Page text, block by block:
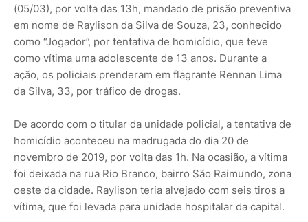
(05/03), por volta das 13h, mandado de prisão preventiva
em nome de Raylison da Silva de Souza, 23, conhecido
como “Jogador”, por tentativa de homicídio, que teve
como vítima uma adolescente de 13 anos. Durante a
ação, os policiais prenderam em flagrante Rennan Lima
da Silva, 33, por tráfico de drogas.
De acordo com o titular da unidade policial, a tentativa de
homicídio aconteceu na madrugada do dia 20 de
novembro de 2019, por volta das 1h. Na ocasião, a vítima
foi deixada na rua Rio Branco, bairro São Raimundo, zona
oeste da cidade. Raylison teria alvejado com seis tiros a
vítima, que foi levada para unidade hospitalar da capital.